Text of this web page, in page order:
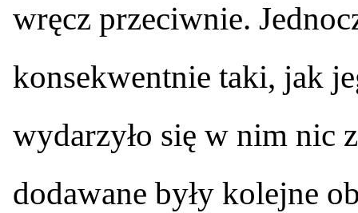
wręcz przeciwnie.
konsekwentnie taki, jak
wydarzyło się w nim nic
dodawane były kolejne